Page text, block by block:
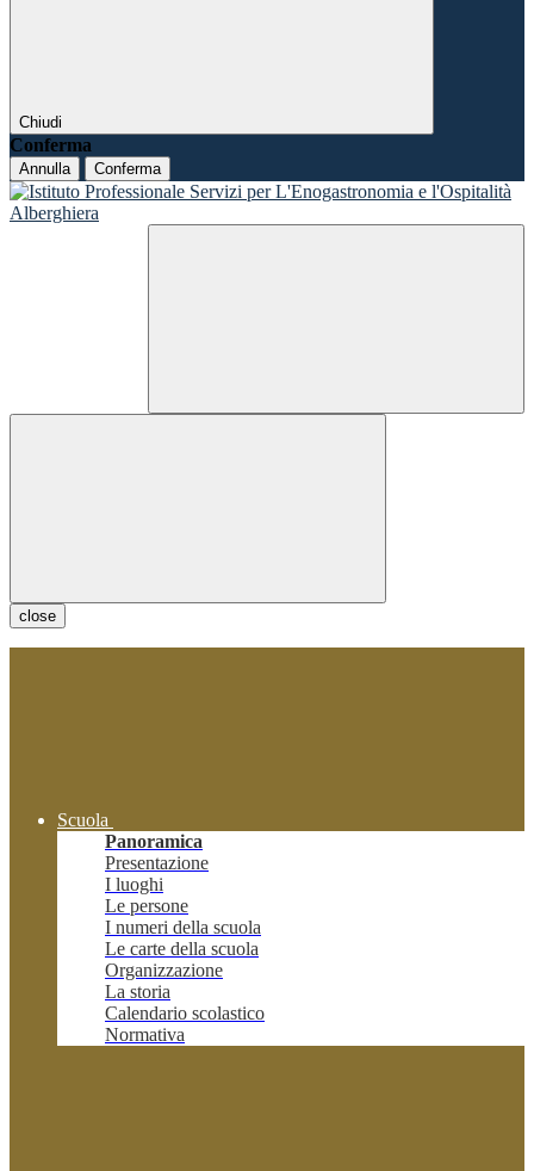
Chiudi
Conferma
Annulla Conferma
close
Scuola
Panoramica
Presentazione
I luoghi
Le persone
I numeri della scuola
Le carte della scuola
Organizzazione
La storia
Calendario scolastico
Normativa